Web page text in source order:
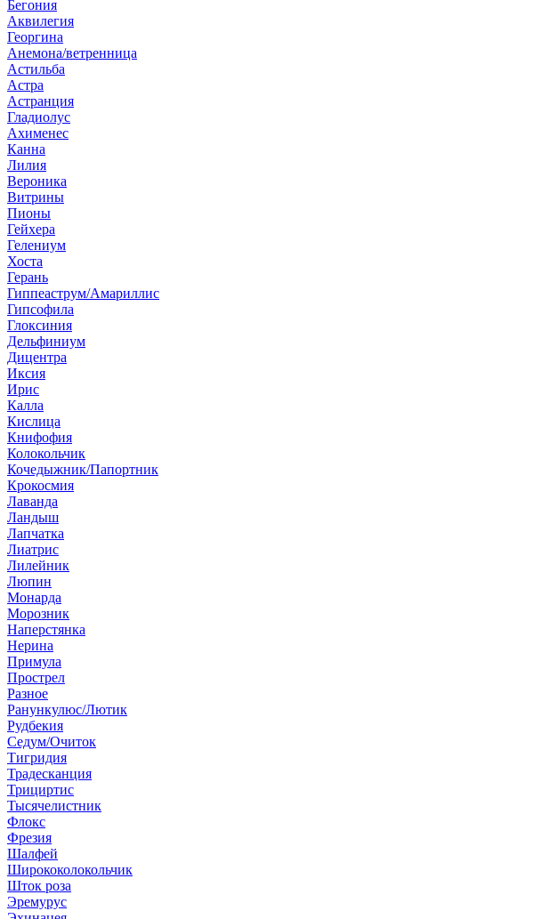
Бегония
Аквилегия
Георгина
Анемона/ветренница
Астильба
Астра
Астранция
Гладиолус
Ахименес
Канна
Лилия
Вероника
Витрины
Пионы
Гейхера
Гелениум
Хоста
Герань
Гиппеаструм/Амариллис
Гипсофила
Глоксиния
Дельфиниум
Дицентра
Иксия
Ирис
Калла
Кислица
Книфофия
Колокольчик
Кочедыжник/Папортник
Крокосмия
Лаванда
Ландыш
Лапчатка
Лиатрис
Лилейник
Люпин
Монарда
Морозник
Наперстянка
Нерина
Примула
Прострел
Разное
Ранункулюс/Лютик
Рудбекия
Седум/Очиток
Тигридия
Традесканция
Трициртис
Тысячелистник
Флокс
Фрезия
Шалфей
Ширококолокольчик
Шток роза
Эремурус